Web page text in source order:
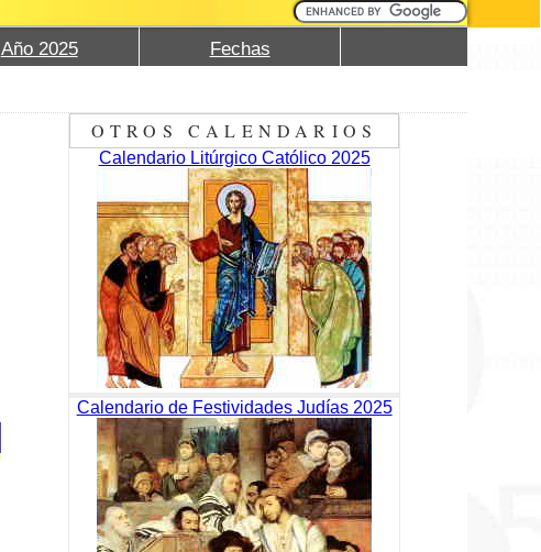
Año 2025 Fechas
OTROS CALENDARIOS
Calendario Litúrgico Católico 2025
Calendario de Festividades Judías 2025